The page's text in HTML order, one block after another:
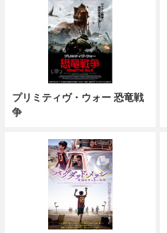
プリミティヴ・ウォー 恐竜戦
争